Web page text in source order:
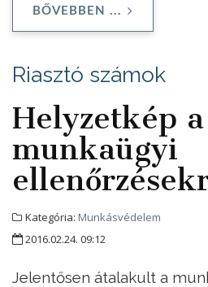
BŐVEBBEN ...
Riasztó számok
Helyzetkép a
munkaügyi
Kategória: Munkásvédelem
2016.02.24. 09:12
Jelentősen átalakult a